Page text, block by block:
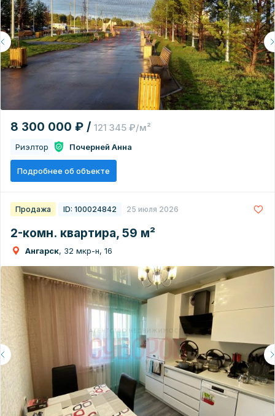
8 300 000 ₽ / 121 345 ₽/м²
Риэлтор Почерней Анна
Подробнее об объекте
Продажа ID: 100024842 25 июля 2026
2-комн. квартира, 59 м²
Ангарск, 32 мкр-н, 16